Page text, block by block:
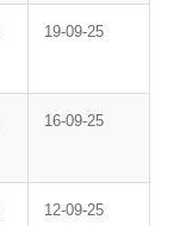
19-09-25
16-09-25
12-09-25